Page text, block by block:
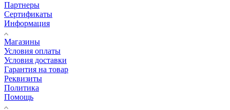
Партнеры
Сертификаты
Информация
Магазины
Условия оплаты
Условия доставки
Гарантия на товар
Реквизиты
Политика
Помощь